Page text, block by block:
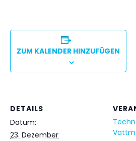
ZUM KALENDER HINZUFÜGEN
DETAILS
Datum:
23. Dezember